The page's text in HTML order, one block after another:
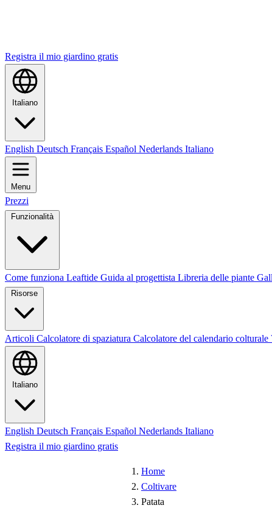
Registra il mio giardino gratis
Italiano
English Deutsch Français Español Nederlands Italiano
Menu
Prezzi
Funzionalità
Come funziona Leaftide Guida al progettista Libreria delle piante
Risorse
Articoli Calcolatore di spaziatura Calcolatore del calendario colturale
Italiano
English Deutsch Français Español Nederlands Italiano
Registra il mio giardino gratis
Home
Coltivare
Patata